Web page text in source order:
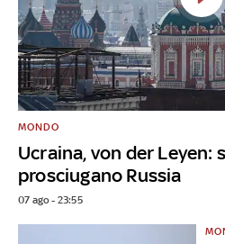
Ucraina, von der Leyen:
prosciugano Russia
MONDO
07 ago - 23:55